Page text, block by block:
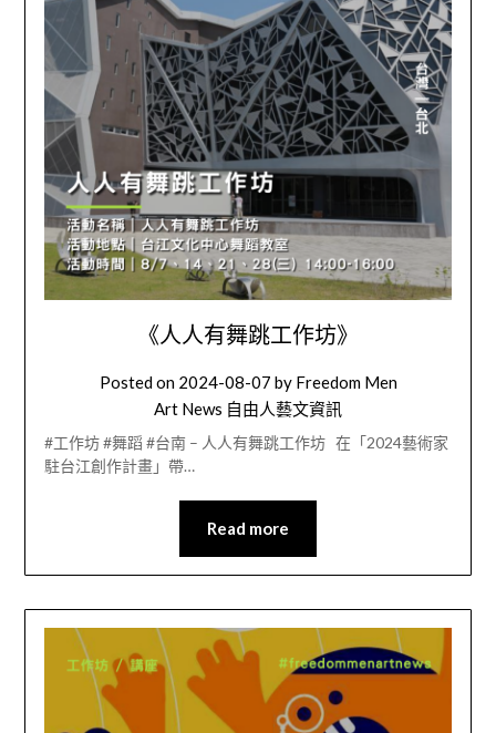
《人人有舞跳工作坊》
Posted on 2024-08-07 by Freedom Men
Art News 自由人藝文資訊
#工作坊 #舞蹈 #台南 – 人人有舞跳工作坊 在「2024藝術家
駐台江創作計畫」帶…
Read more